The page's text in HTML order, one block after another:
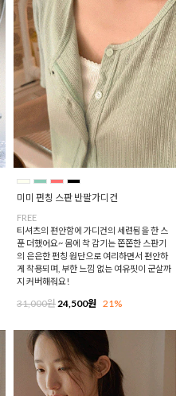
미미 펀칭 스판 반팔가디건
FREE
티셔츠의 편안함에 가디건의 세련됨을 한 스
푼 더했어요~ 몸에 착 감기는 쫀쫀한 스판기
의 은은한 펀칭 원단으로 여리하면서 편안하
게 착용되며, 부한 느낌 없는 여유핏이 군살까
지 커버해줘요!
31,000원 24,500원 21%